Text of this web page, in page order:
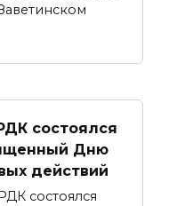
состоялся
Дню
действий
состоялся